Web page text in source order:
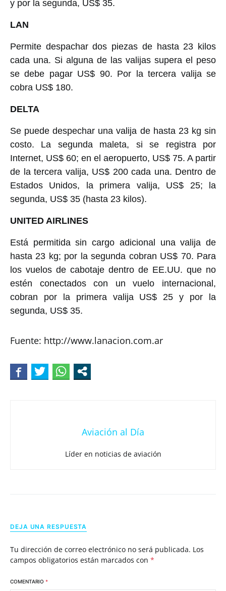
y por la segunda, US$ 35.
LAN
Permite despachar dos piezas de hasta 23 kilos
cada una. Si alguna de las valijas supera el peso
se debe pagar US$ 90. Por la tercera valija se
cobra US$ 180.
DELTA
Se puede despechar una valija de hasta 23 kg sin
costo. La segunda maleta, si se registra por
Internet, US$ 60; en el aeropuerto, US$ 75. A partir
de la tercera valija, US$ 200 cada una. Dentro de
Estados Unidos, la primera valija, US$ 25; la
segunda, US$ 35 (hasta 23 kilos).
UNITED AIRLINES
Está permitida sin cargo adicional una valija de
hasta 23 kg; por la segunda cobran US$ 70. Para
los vuelos de cabotaje dentro de EE.UU. que no
estén conectados con un vuelo internacional,
cobran por la primera valija US$ 25 y por la
segunda, US$ 35.
Fuente: http://www.lanacion.com.ar
Aviación al Día
Líder en noticias de aviación
DEJA UNA RESPUESTA
Tu dirección de correo electrónico no será publicada. Los
campos obligatorios están marcados con *
COMENTARIO *